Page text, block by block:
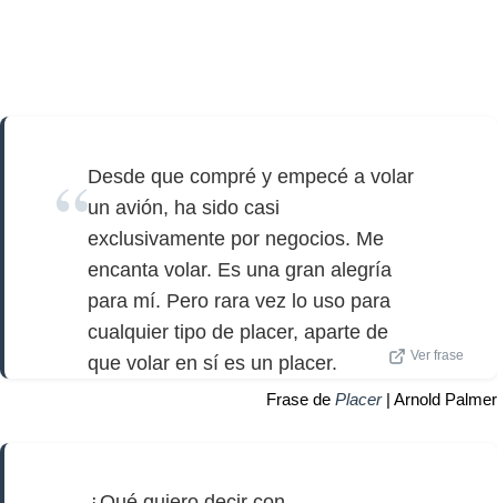
Desde que compré y empecé a volar
un avión, ha sido casi
exclusivamente por negocios. Me
encanta volar. Es una gran alegría
para mí. Pero rara vez lo uso para
cualquier tipo de placer, aparte de
que volar en sí es un placer.
Ver frase
Frase de Placer| Arnold Palmer